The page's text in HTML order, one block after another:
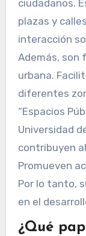
ciudadanos.
plazas y
interacción
Además, son
urbana.
diferentes
“Espacios
Universidad
contribuyen
Promueven
Por lo tanto,
en el
¿Qué